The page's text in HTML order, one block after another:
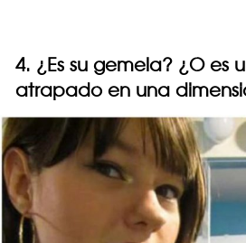
4. ¿Es su gemela? ¿O es
atrapado en una